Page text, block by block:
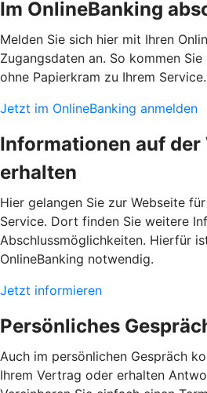
Im OnlineBanking
Melden Sie sich hier mit Ihren
Zugangsdaten an. So kommen
ohne Papierkram zu Ihrem Service.
Jetzt im OnlineBanking anmelden
Informationen auf der
erhalten
Hier gelangen Sie zur Webseite
Service. Dort finden Sie weitere
Abschlussmöglichkeiten. Hierfür
OnlineBanking notwendig.
Jetzt informieren
Persönliches
Auch im persönlichen Gespräch
Ihrem Vertrag oder erhalten